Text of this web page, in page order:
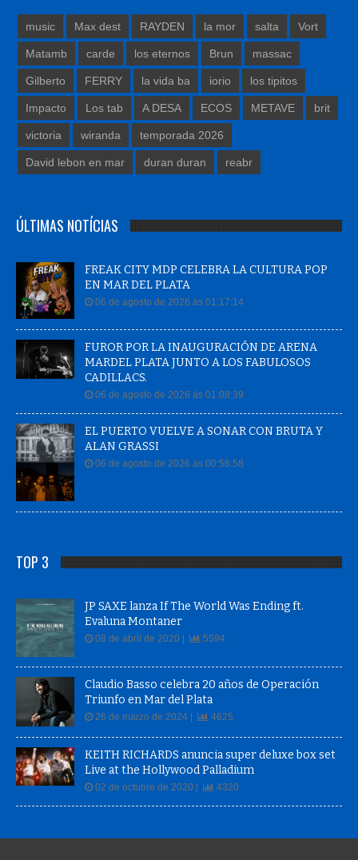
music Max dest RAYDEN la mor salta Vort
Matamb carde los eternos Brun massac
Gilberto FERRY la vida ba iorio los tipitos
Impacto Los tab A DESA ECOS METAVE brit
victoria wiranda temporada 2026
David lebon en mar duran duran reabr
ÚLTIMAS NOTÍCIAS
FREAK CITY MDP CELEBRA LA CULTURA POP
EN MAR DEL PLATA
06 de agosto de 2026 às 01:17:14
FUROR POR LA INAUGURACIÓN DE ARENA
MARDEL PLATA JUNTO A LOS FABULOSOS
CADILLACS.
06 de agosto de 2026 às 01:08:39
EL PUERTO VUELVE A SONAR CON BRUTA Y
ALAN GRASSI
06 de agosto de 2026 às 00:56:58
TOP 3
JP SAXE lanza If The World Was Ending ft.
Evaluna Montaner
08 de abril de 2020 | 5594
Claudio Basso celebra 20 años de Operación
Triunfo en Mar del Plata
26 de marzo de 2024 | 4625
KEITH RICHARDS anuncia super deluxe box set
Live at the Hollywood Palladium
02 de octubre de 2020 | 4320